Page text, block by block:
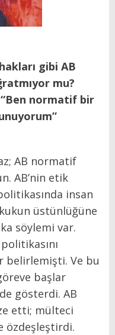
gibi AB
mu?
“Ben normatif bir
AB normatif
AB’nin etik
insan
üstünlüğüne
söylemi var.
belirlemişti. Ve bu
başlar
gösterdi. AB
etti; mülteci
özdeşleştirdi.